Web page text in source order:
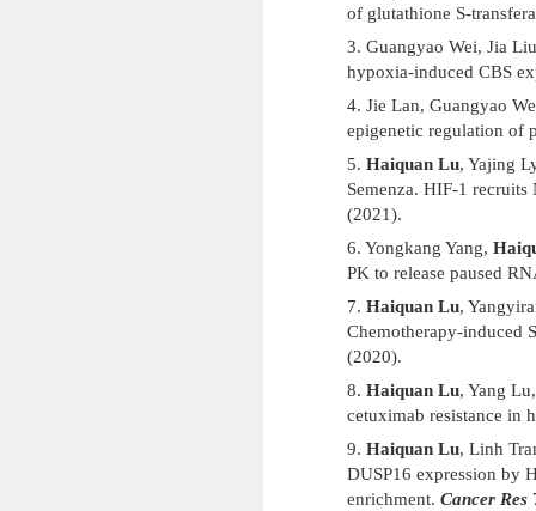
of glutathione S-
3. Guangyao Wei, Jia
hypoxia-induced CBS
4. Jie Lan, Guangyao
epigenetic regulation of
5. Haiquan Lu, Yajing
Semenza. HIF-1
(2021).
6. Yongkang Yang,
PK to release paused
7. Haiquan Lu,
Chemotherapy-induced
(2020).
8. Haiquan Lu, Yang
cetuximab resistance in
9. Haiquan Lu, Linh
DUSP16 expression by
enrichment. Cancer Res